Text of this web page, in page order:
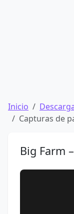
Inicio
Capturas de
Big Farm